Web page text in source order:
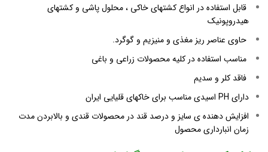
قابل استفاده در انواع کشتهای خاکی ، محلول پاشی و کشتهای
هیدروپونیک
حاوی عناصر ریز مغذی و منیزیم و گوگرد.
مناسب استفاده در کلیه محصولات زراعی و باغی
فاقد کلر و سدیم
دارای PH اسیدی مناسب برای خاکهای قلیایی ایران
افزایش دهنده ی سایز و درصد قند در محصولات قندی و بالابردن مدت
زمان انبارداری محصول